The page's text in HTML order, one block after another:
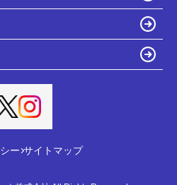
ー サイトマップ